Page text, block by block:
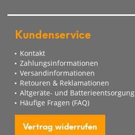
Kundenservice
Kontakt
Zahlungsinformationen
Versandinformationen
Retouren & Reklamationen
Altgeräte- und Batterieentsorgung
Häufige Fragen (FAQ)
Vertrag widerrufen